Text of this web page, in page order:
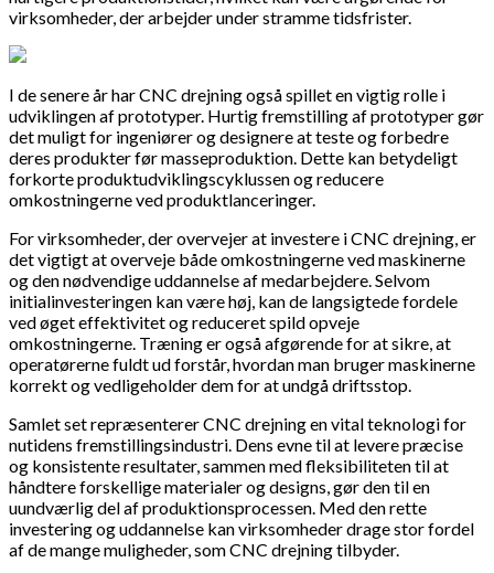
virksomheder, der arbejder under stramme tidsfrister.
I de senere år har CNC drejning også spillet en vigtig rolle i
udviklingen af prototyper. Hurtig fremstilling af prototyper gør
det muligt for ingeniører og designere at teste og forbedre
deres produkter før masseproduktion. Dette kan betydeligt
forkorte produktudviklingscyklussen og reducere
omkostningerne ved produktlanceringer.
For virksomheder, der overvejer at investere i CNC drejning, er
det vigtigt at overveje både omkostningerne ved maskinerne
og den nødvendige uddannelse af medarbejdere. Selvom
initialinvesteringen kan være høj, kan de langsigtede fordele
ved øget effektivitet og reduceret spild opveje
omkostningerne. Træning er også afgørende for at sikre, at
operatørerne fuldt ud forstår, hvordan man bruger maskinerne
korrekt og vedligeholder dem for at undgå driftsstop.
Samlet set repræsenterer CNC drejning en vital teknologi for
nutidens fremstillingsindustri. Dens evne til at levere præcise
og konsistente resultater, sammen med fleksibiliteten til at
håndtere forskellige materialer og designs, gør den til en
uundværlig del af produktionsprocessen. Med den rette
investering og uddannelse kan virksomheder drage stor fordel
af de mange muligheder, som CNC drejning tilbyder.